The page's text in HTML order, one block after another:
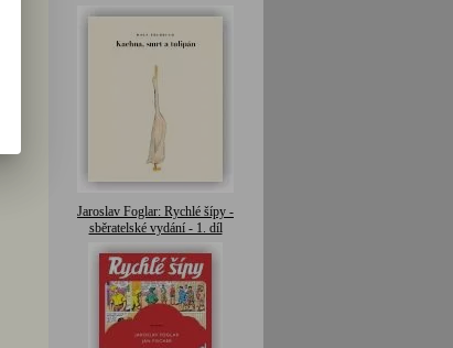
Jaroslav Foglar: Rychlé šípy -
sběratelské vydání - 1. díl